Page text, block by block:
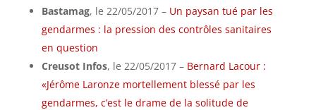
Bastamag, le 22/05/2017 – Un paysan tué par les
gendarmes : la pression des contrôles sanitaires
en question
Creusot Infos, le 22/05/2017 – Bernard Lacour :
«Jérôme Laronze mortellement blessé par les
gendarmes, c’est le drame de la solitude de